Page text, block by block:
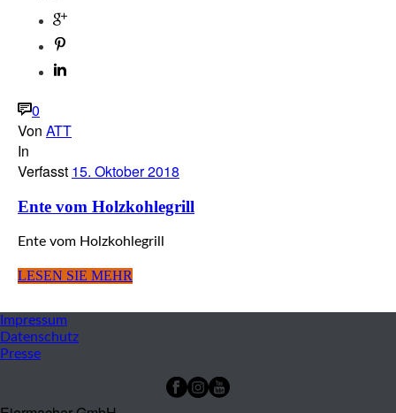
0
Von ATT
In
Verfasst 15. Oktober 2018
Ente vom Holzkohlegrill
Ente vom Holzkohlegrill
LESEN SIE MEHR
Impres­sum
Daten­schutz
Pres­se